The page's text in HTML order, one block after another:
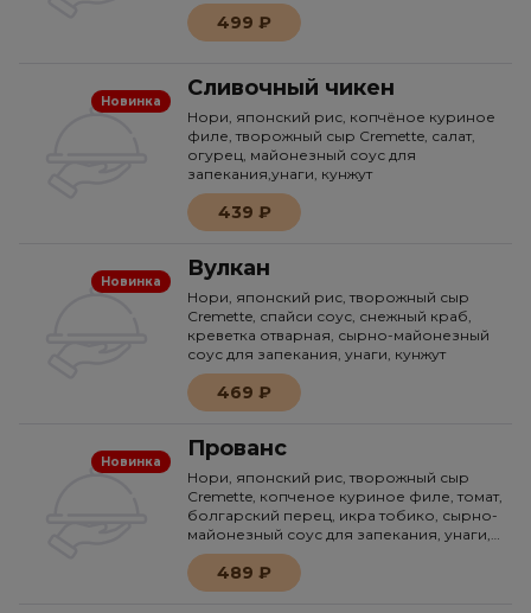
499 ₽
Новинка
Сливочный чикен
Нори, японский рис, копчёное куриное
филе, творожный сыр Cremette, салат,
огурец, майонезный соус для
запекания,унаги, кунжут
439 ₽
Новинка
Вулкан
Нори, японский рис, творожный сыр
Cremette, спайси соус, снежный краб,
креветка отварная, сырно-майонезный
соус для запекания, унаги, кунжут
469 ₽
Новинка
Прованс
Нори, японский рис, творожный сыр
Cremette, копченое куриное филе, томат,
болгарский перец, икра тобико, сырно-
майонезный соус для запекания, унаги,
кунжут
489 ₽